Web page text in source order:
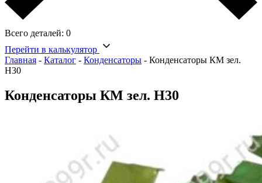
Всего деталей: 0
Перейти в калькулятор
Главная - Каталог - Конденсаторы - Конденсаторы КМ зел.
Н30
Конденсаторы КМ зел. Н30